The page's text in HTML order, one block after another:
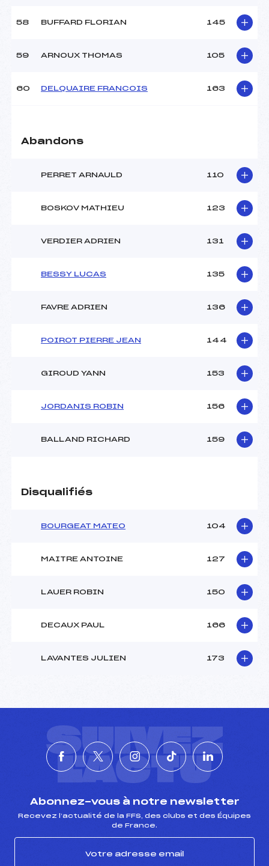
58 BUFFARD FLORIAN 145
59 ARNOUX THOMAS 105
60 DELQUAIRE FRANCOIS 163
Abandons
PERRET ARNAULD 110
BOSKOV MATHIEU 123
VERDIER ADRIEN 131
BESSY LUCAS 135
FAVRE ADRIEN 136
POIROT PIERRE JEAN 144
GIROUD YANN 153
JORDANIS ROBIN 156
BALLAND RICHARD 159
Disqualifiés
BOURGEAT MATEO 104
MAITRE ANTOINE 127
LAUER ROBIN 150
DECAUX PAUL 166
LAVANTES JULIEN 173
SUIVEZ
L'ACTU
Abonnez-vous à notre newsletter
Recevez l’actualité de la FFS, des clubs et des Équipes
de France.